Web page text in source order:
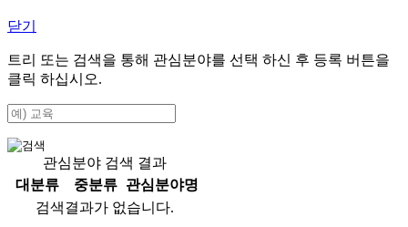
닫기
트리 또는 검색을 통해 관심분야를 선택 하신 후 등록 버튼을
클릭 하십시오.
관심분야 검색 결과
대분류
중분류
관심분야명
검색결과가 없습니다.